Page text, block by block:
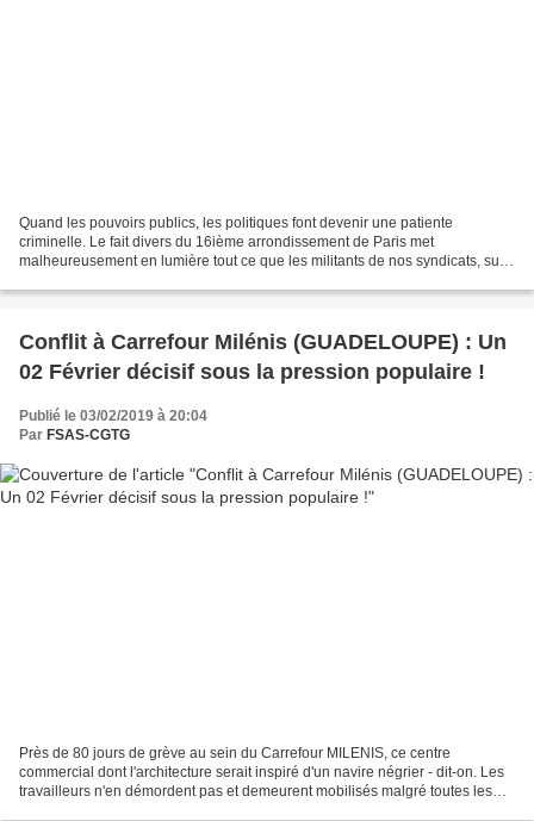
Quand les pouvoirs publics, les politiques font devenir une patiente
criminelle. Le fait divers du 16ième arrondissement de Paris met
malheureusement en lumière tout ce que les militants de nos syndicats, sur
Conflit à Carrefour Milénis (GUADELOUPE) : Un
02 Février décisif sous la pression populaire !
Publié le 03/02/2019 à 20:04
Par FSAS-CGTG
Près de 80 jours de grève au sein du Carrefour MILENIS, ce centre
commercial dont l'architecture serait inspiré d'un navire négrier - dit-on. Les
travailleurs n'en démordent pas et demeurent mobilisés malgré toutes les